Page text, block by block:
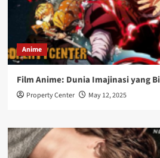
Anime
Film Anime: Dunia Imajinasi yang
Property Center May 12, 2025